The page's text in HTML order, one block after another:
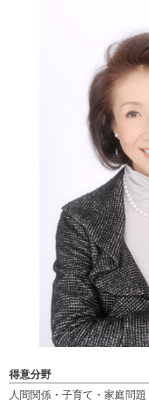
得意分野
人間関係・子育て・家庭問題